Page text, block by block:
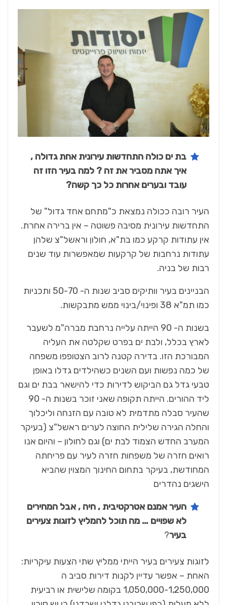
בת ים כולה התחדשות עירונית אחת גדולה ,
איך אתה מסביר את זה ? למה בעיר הזו זה
עובד ובערים אחרות כל כך קשה?
העיר רובה ככולה נמצאת כ"מתחם אחד גדול" של
התחדשות עירונית מסיבה פשוטה – אין ברירה אחרת.
אין עתודות קרקע כמו בת"א, חולון וראשל"צ שלהן
עתודות נרחבות של קרקעות שמאפשרות עוד שנים
רבות של בניה.
הבניינים בעיר וותיקים סביב שנות ה- 50-70 ותכניות
כמו תמ"א 38 ופינוי/בינוי ממש מתבקשות.
בשנות ה- 90 הייתה עלייה נרחבת מברה"מ לשעבר
לארץ בכלל, ולבת ים בפרט שקלטה את העליה
המבורכת הזו. בדירה קטנה לרוב הצטופפו משפחה
של כמה נפשות ועם השנים כשהילדים גדלו באופן
טבעי גדל גם הביקוש לדירות כדי להישאר בבת ים וגם
ליד ההורים. הייתה תקופה שאני זוכר בשנות ה- 90
שהעיר סבלה מתדמית לא טובה עם הזנחה וליכלוך
והחלה הגירה שלילית החוצה לערים ראשל"צ (בעיקר
המערב החדש הצמוד לבת ים) וגם לחולון – והיום אנו
רואים חזרה של משפחות חזרה לעיר עם פריחתה
המחודשת, בעיקר בתחום החינוך המצוין שהביא
הישגים נהדרים
העיר אמנם אטרקטיבית , חיה , אבל המחירים
לא שפויים … מה תוכל להמליץ לזוגות צעירים
בעיר?
לזוגות צעירים בעיר הייתי ממליץ שתי הצעות עיקריות:
האחת – אפשר עדיין לקנות דירות סביב ה
1,050,000-1,250,000 בקומה שלישית או רביעית